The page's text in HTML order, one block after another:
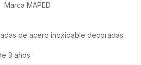
Marca MAPED
de acero inoxidable decoradas.
3 años.